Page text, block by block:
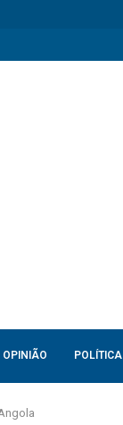
acusa
OPINIÃO POLÍTICA